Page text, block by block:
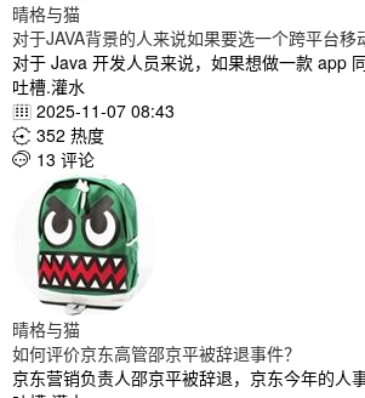
晴格与猫
对于JAVA背景的人来说如果要选一个跨平台移
对于 Java 开发人员来说，如果想做一款 app
吐槽.灌水
 2025-11-07 08:43
 352 热度
 13 评论
晴格与猫
如何评价京东高管邵京平被辞退事件？
京东营销负责人邵京平被辞退，京东今年的人